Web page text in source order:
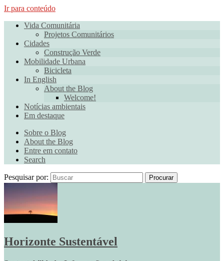
Ir para conteúdo
Vida Comunitária
Projetos Comunitários
Cidades
Construção Verde
Mobilidade Urbana
Bicicleta
In English
About the Blog
Welcome!
Notícias ambientais
Em destaque
Sobre o Blog
About the Blog
Entre em contato
Search
Pesquisar por: Procurar
Horizonte Sustentável